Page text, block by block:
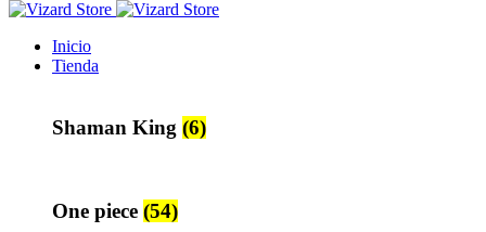
Inicio
Tienda
Shaman King (6)
One piece (54)